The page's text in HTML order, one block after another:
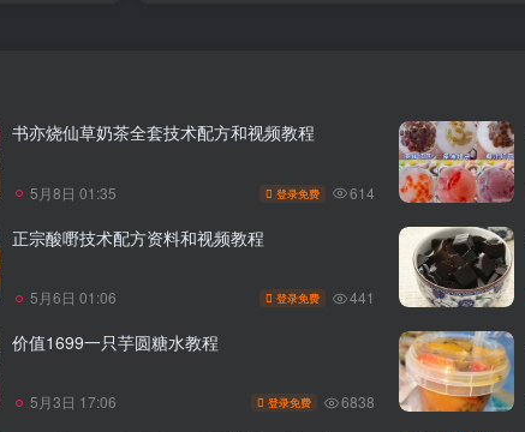
书亦烧仙草奶茶全套技术配方和视频教程
5月8日 01:35 登录免费 614
正宗酸嘢技术配方资料和视频教程
5月6日 01:06 登录免费 441
价值1699一只芋圆糖水教程
5月3日 17:06 登录免费 6838